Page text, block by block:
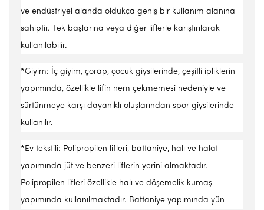
ve endüstriyel alanda oldukça geniş bir kullanım alanına
sahiptir. Tek başlarına veya diğer liflerle karıştırılarak
kullanılabilir.
*Giyim: İç giyim, çorap, çocuk giysilerinde, çeşitli ipliklerin
yapımında, özellikle lifin nem çekmemesi nedeniyle ve
sürtünmeye karşı dayanıklı oluşlarından spor giysilerinde
kullanılır.
*Ev tekstili: Polipropilen lifleri, battaniye, halı ve halat
yapımında jüt ve benzeri liflerin yerini almaktadır.
Polipropilen lifleri özellikle halı ve döşemelik kumaş
yapımında kullanılmaktadır. Battaniye yapımında yün